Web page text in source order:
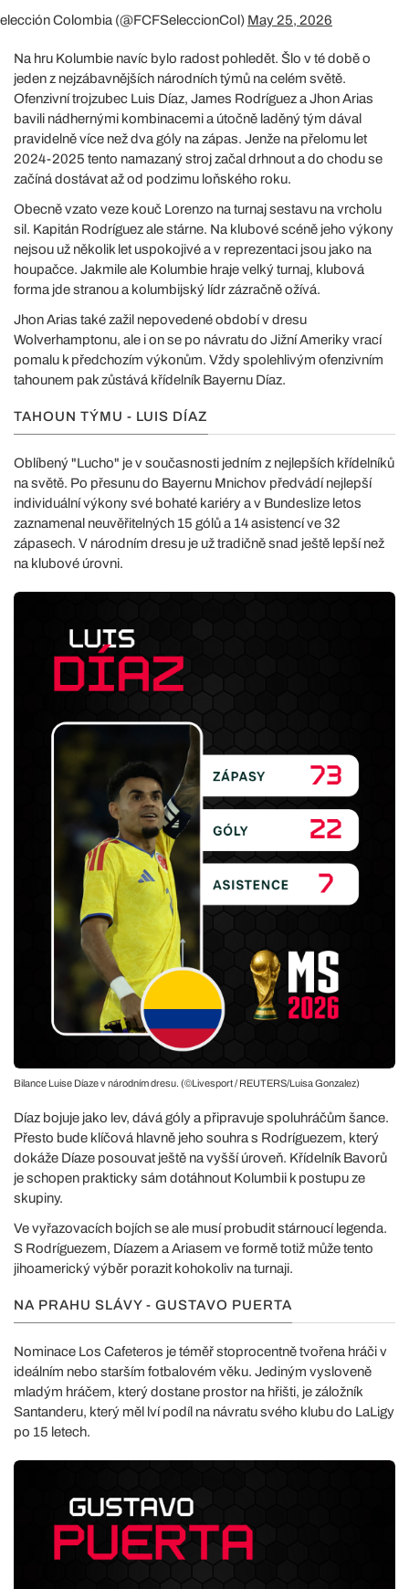
Colombia (@FCFSeleccionCol) May 25, 2026
Na hru Kolumbie navíc bylo radost pohledět. Šlo v té době o
jeden z nejzábavnějších národních týmů na celém světě.
Ofenzivní trojzubec Luis Díaz, James Rodríguez a Jhon Arias
bavili nádhernými kombinacemi a útočně laděný tým dával
pravidelně více než dva góly na zápas. Jenže na přelomu let
2024-2025 tento namazaný stroj začal drhnout a do chodu se
začíná dostávat až od podzimu loňského roku.
Obecně vzato veze kouč Lorenzo na turnaj sestavu na vrcholu
sil. Kapitán Rodríguez ale stárne. Na klubové scéně jeho výkony
nejsou už několik let uspokojivé a v reprezentaci jsou jako na
houpačce. Jakmile ale Kolumbie hraje velký turnaj, klubová
forma jde stranou a kolumbijský lídr zázračně ožívá.
Jhon Arias také zažil nepovedené období v dresu
Wolverhamptonu, ale i on se po návratu do Jižní Ameriky vrací
pomalu k předchozím výkonům. Vždy spolehlivým ofenzivním
tahounem pak zůstává křídelník Bayernu Díaz.
TAHOUN TÝMU - LUIS DÍAZ
Oblíbený "Lucho" je v současnosti jedním z nejlepších křídelníků
na světě. Po přesunu do Bayernu Mnichov předvádí nejlepší
individuální výkony své bohaté kariéry a v Bundeslize letos
zaznamenal neuvěřitelných 15 gólů a 14 asistencí ve 32
zápasech. V národním dresu je už tradičně snad ještě lepší než
na klubové úrovni.
Bilance Luise Díaze v národním dresu. (©Livesport / REUTERS/Luisa Gonzalez)
Díaz bojuje jako lev, dává góly a připravuje spoluhráčům šance.
Přesto bude klíčová hlavně jeho souhra s Rodríguezem, který
dokáže Díaze posouvat ještě na vyšší úroveň. Křídelník Bavorů
je schopen prakticky sám dotáhnout Kolumbii k postupu ze
skupiny.
Ve vyřazovacích bojích se ale musí probudit stárnoucí legenda.
S Rodríguezem, Díazem a Ariasem ve formě totiž může tento
jihoamerický výběr porazit kohokoliv na turnaji.
NA PRAHU SLÁVY - GUSTAVO PUERTA
Nominace Los Cafeteros je téměř stoprocentně tvořena hráči v
ideálním nebo starším fotbalovém věku. Jediným vysloveně
mladým hráčem, který dostane prostor na hřišti, je záložník
Santanderu, který měl lví podíl na návratu svého klubu do LaLigy
po 15 letech.